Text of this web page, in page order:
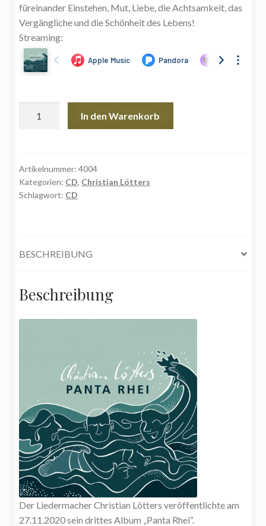
füreinander Einstehen, Mut, Liebe, die Achtsamkeit, das
Vergängliche und die Schönheit des Lebens!
Streaming:
Christian
Lötters
(CD
In den Warenkorb
Artikelnummer: 4004
Kategorien: CD, Christian Lötters
Schlagwort: CD
BESCHREIBUNG
Beschreibung
Der Liedermacher Christian Lötters veröffentlichte am
27.11.2020 sein drittes Album „Panta Rhei“.